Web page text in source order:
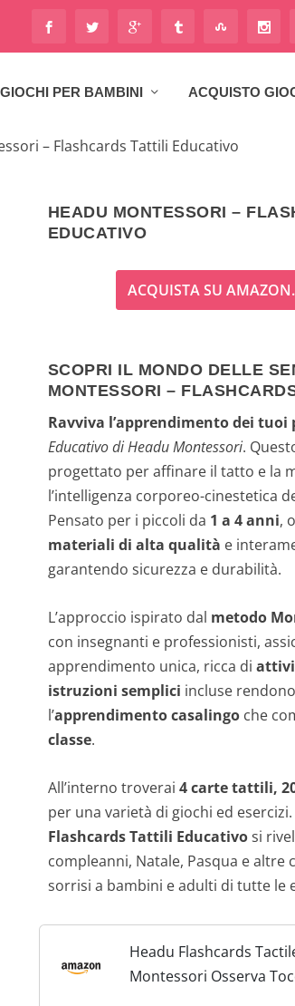
GIOCHI PER BAMBINI ACQUISTO
– Flashcards Tattili Educativo
HEADU MONTESSORI –
EDUCATIVO
ACQUISTA SU
SCOPRI IL MONDO DELLE
MONTESSORI –
Ravviva l’apprendimento dei tuoi
Educativo di Headu Montessori.
progettato per affinare il tatto e la
l’intelligenza corporeo-cinestetica
Pensato per i piccoli da 1 a 4 anni,
materiali di alta qualità e
garantendo sicurezza e durabilità.
L’approccio ispirato dal metodo
con insegnanti e professionisti,
apprendimento unica, ricca di
istruzioni semplici incluse
l’apprendimento casalingoche
classe.
All’interno troverai 4 carte tattili,
per una varietà di giochi ed
Flashcards Tattili Educativosi
compleanni, Natale, Pasqua e
sorrisi a bambini e adulti di tutte le
Headu Flashcards
Montessori Osserva